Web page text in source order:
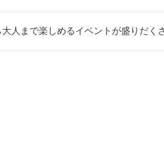
人まで楽しめるイベントが盛りだく